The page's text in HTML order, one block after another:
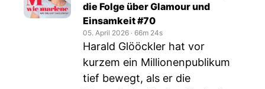
die Folge über Glamour und
Einsamkeit #70
05. April 2026 ‧ 66m 24s
Harald Glööckler hat vor
kurzem ein Millionenpublikum
tief bewegt, als er die